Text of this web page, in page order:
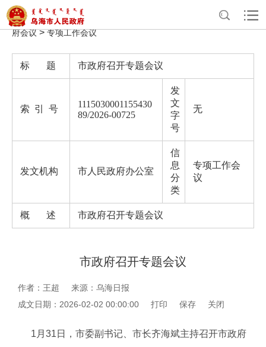
首页 >政务公开>政府办公室信息公开 法定主动公开内容
政
府会议>专项工作会议
标 题 市政府召开专题会议
索 引 号
1115030001155430
89/2026-00725
发
文
字
号
无
发文机构 市人民政府办公室
信
息
分
类
专项工作会
议
概 述 市政府召开专题会议
市政府召开专题会议
作者：王超
来源：乌海日报
成文日期：2026-02-02 00:00:00
打印 保存 关闭
1月31日，市委副书记、市长齐海斌主持召开市政府